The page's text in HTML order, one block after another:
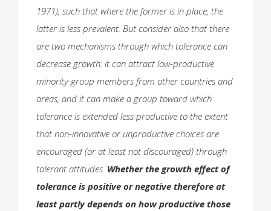
1971), such that where the former is in place, the
latter is less prevalent. But consider also that there
are two mechanisms through which tolerance can
decrease growth: it can attract low-productive
minority-group members from other countries and
areas, and it can make a group toward which
tolerance is extended less productive to the extent
that non-innovative or unproductive choices are
encouraged (or at least not discouraged) through
tolerant attitudes. Whether the growth effect of
tolerance is positive or negative therefore at
least partly depends on how productive those